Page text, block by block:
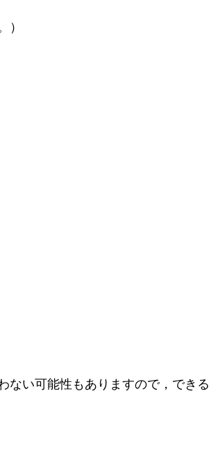
）
ない可能性もありますので，できる